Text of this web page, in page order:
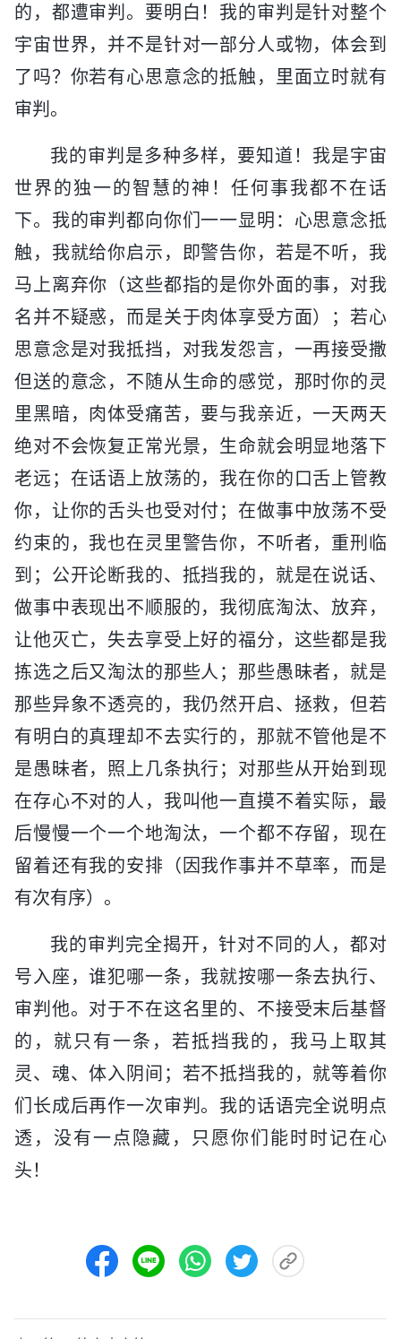
的，都遭审判。要明白！我的审判是针对整个
宇宙世界，并不是针对一部分人或物，体会到
了吗？你若有心思意念的抵触，里面立时就有
审判。
我的审判是多种多样，要知道！我是宇宙
世界的独一的智慧的神！任何事我都不在话
下。我的审判都向你们一一显明：心思意念抵
触，我就给你启示，即警告你，若是不听，我
马上离弃你（这些都指的是你外面的事，对我
名并不疑惑，而是关于肉体享受方面）；若心
思意念是对我抵挡，对我发怨言，一再接受撒
但送的意念，不随从生命的感觉，那时你的灵
里黑暗，肉体受痛苦，要与我亲近，一天两天
绝对不会恢复正常光景，生命就会明显地落下
老远；在话语上放荡的，我在你的口舌上管教
你，让你的舌头也受对付；在做事中放荡不受
约束的，我也在灵里警告你，不听者，重刑临
到；公开论断我的、抵挡我的，就是在说话、
做事中表现出不顺服的，我彻底淘汰、放弃，
让他灭亡，失去享受上好的福分，这些都是我
拣选之后又淘汰的那些人；那些愚昧者，就是
那些异象不透亮的，我仍然开启、拯救，但若
有明白的真理却不去实行的，那就不管他是不
是愚昧者，照上几条执行；对那些从开始到现
在存心不对的人，我叫他一直摸不着实际，最
后慢慢一个一个地淘汰，一个都不存留，现在
留着还有我的安排（因我作事并不草率，而是
有次有序）。
我的审判完全揭开，针对不同的人，都对
号入座，谁犯哪一条，我就按哪一条去执行、
审判他。对于不在这名里的、不接受末后基督
的，就只有一条，若抵挡我的，我马上取其
灵、魂、体入阴间；若不抵挡我的，就等着你
们长成后再作一次审判。我的话语完全说明点
透，没有一点隐藏，只愿你们能时时记在心
头！